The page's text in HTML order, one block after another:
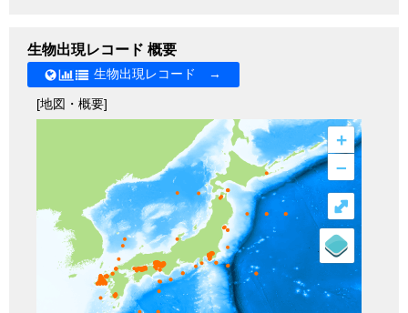
生物出現レコード 概要
生物出現レコード →
[地図・概要]
+
–
⤢